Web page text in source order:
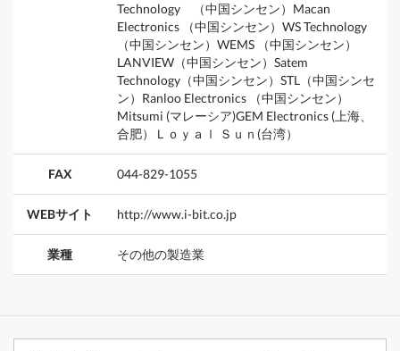
Technology （中国シンセン）Macan
Electronics （中国シンセン）WS Technology
（中国シンセン）WEMS （中国シンセン）
LANVIEW（中国シンセン）Satem
Technology（中国シンセン）STL（中国シンセ
ン）Ranloo Electronics （中国シンセン）
Mitsumi (マレーシア)GEM Electronics (上海、
合肥）Ｌｏｙａｌ Ｓｕｎ(台湾）
FAX 044-829-1055
WEBサイト http://www.i-bit.co.jp
業種 その他の製造業